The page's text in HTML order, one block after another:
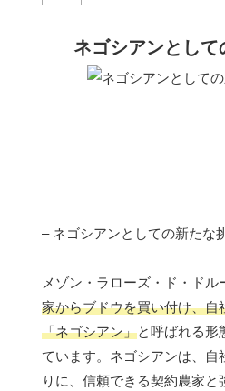
ネゴシアンとして
– ネゴシアンとしての新たな
メゾン・ラローズ・ド・ドル
家からブドウを買い付け、自
「ネゴシアン」と呼ばれる形
ています。ネゴシアンは、自
りに、信頼できる契約農家